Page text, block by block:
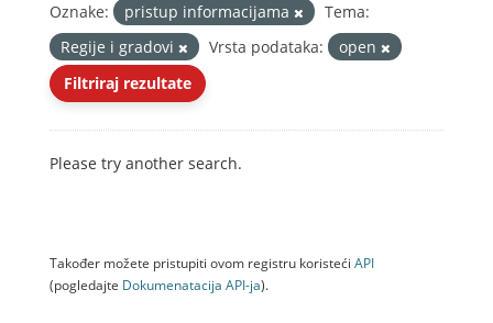
Oznake: pristup informacijama
Tema:
Regije i gradovi
Vrsta podataka:
open
Filtriraj rezultate
Please try another search.
Također možete pristupiti ovom registru koristeći API
(pogledajte Dokumenаtаcijа API-jа).